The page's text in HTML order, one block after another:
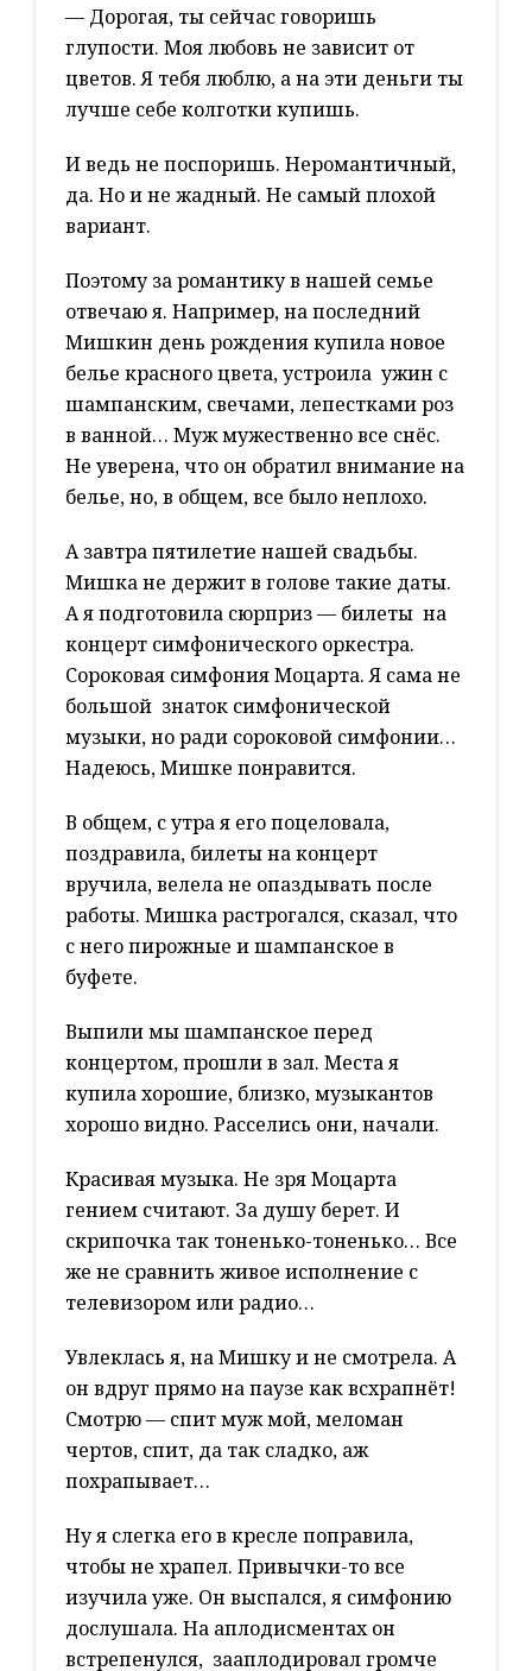
— Дорогая, ты сейчас говоришь
глупости. Моя любовь не зависит от
цветов. Я тебя люблю, а на эти деньги ты
лучше себе колготки купишь.
И ведь не поспоришь. Неромантичный,
да. Но и не жадный. Не самый плохой
вариант.
Поэтому за романтику в нашей семье
отвечаю я. Например, на последний
Мишкин день рождения купила новое
белье красного цвета, устроила ужин с
шампанским, свечами, лепестками роз
в ванной… Муж мужественно все снёс.
Не уверена, что он обратил внимание на
белье, но, в общем, все было неплохо.
А завтра пятилетие нашей свадьбы.
Мишка не держит в голове такие даты.
А я подготовила сюрприз — билеты на
концерт симфонического оркестра.
Сороковая симфония Моцарта. Я сама не
большой знаток симфонической
музыки, но ради сороковой симфонии…
Надеюсь, Мишке понравится.
В общем, с утра я его поцеловала,
поздравила, билеты на концерт
вручила, велела не опаздывать после
работы. Мишка растрогался, сказал, что
с него пирожные и шампанское в
буфете.
Выпили мы шампанское перед
концертом, прошли в зал. Места я
купила хорошие, близко, музыкантов
хорошо видно. Расселись они, начали.
Красивая музыка. Не зря Моцарта
гением считают. За душу берет. И
скрипочка так тоненько-тоненько… Все
же не сравнить живое исполнение с
телевизором или радио…
Увлеклась я, на Мишку и не смотрела. А
он вдруг прямо на паузе как всхрапнёт!
Смотрю — спит муж мой, меломан
чертов, спит, да так сладко, аж
похрапывает…
Ну я слегка его в кресле поправила,
чтобы не храпел. Привычки-то все
изучила уже. Он выспался, я симфонию
дослушала. На аплодисментах он
встрепенулся, зааплодировал громче